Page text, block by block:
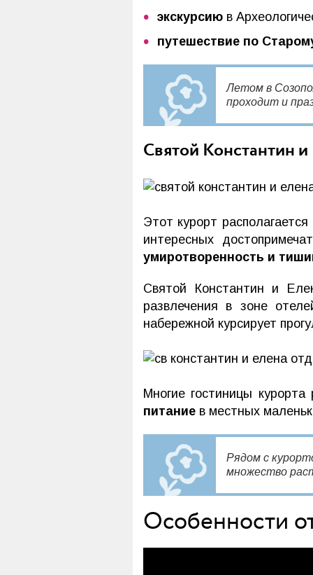
экскурсию в
путешествие по
Летом в
проходит и
Святой Константин
Этот курорт располагается
интересных
умиротворенность и
Святой Константин и
развлечения в зоне
набережной курсирует
Многие гостиницы
питание в местных
Рядом с
множество
Особенности